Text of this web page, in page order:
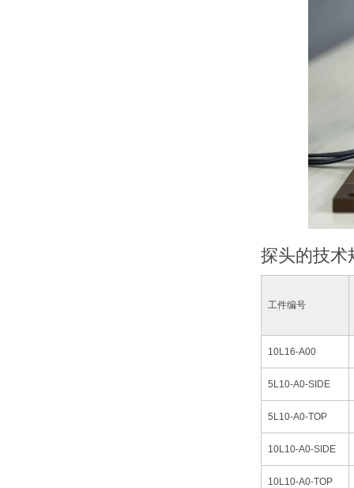
探头的技术
工件编号
10L16-A00
5L10-A0-SIDE
5L10-A0-TOP
10L10-A0-SIDE
10L10-A0-TOP